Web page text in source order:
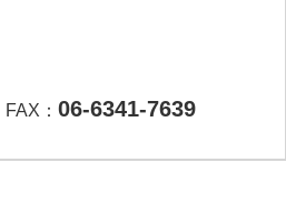
FAX： 06-6341-7639